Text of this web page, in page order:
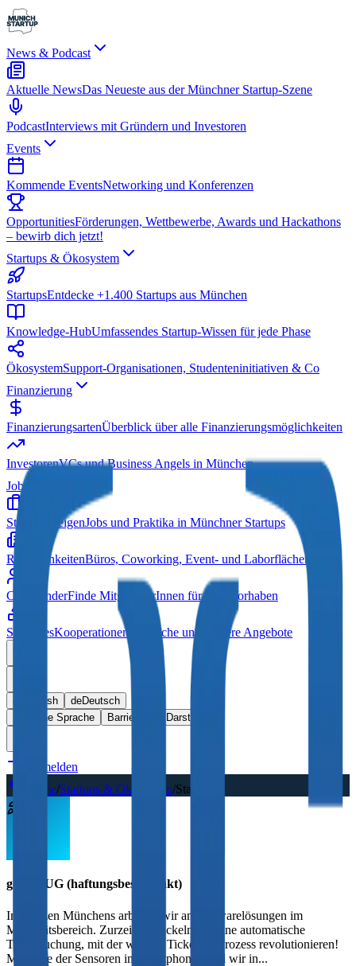
News & Podcast
Aktuelle NewsDas Neueste aus der Münchner Startup-Szene
PodcastInterviews mit Gründern und Investoren
Events
Kommende EventsNetworking und Konferenzen
OpportunitiesFörderungen, Wettbewerbe, Awards und Hackathons
– bewirb dich jetzt!
Startups & Ökosystem
StartupsEntdecke +1.400 Startups aus München
Knowledge-HubUmfassendes Startup-Wissen für jede Phase
ÖkosystemSupport-Organisationen, Studenteninitiativen & Co
Finanzierung
FinanzierungsartenÜberblick über alle Finanzierungsmöglichkeiten
InvestorenVCs und Business Angels in München
Jobs & Co
StellenanzeigenJobs und Praktika in Münchner Startups
RäumlichkeitenBüros, Coworking, Event- und Laborflächen
Co-FounderFinde MitgründerInnen für dein Vorhaben
SonstigesKooperationen, Gesuche und weitere Angebote
English deDeutsch
Einfache Sprache
Barrierefreie Darstellung
Anmelden
Home/Startups & Ökosystem/Startups
golane UG (haftungsbeschränkt)
Im Herzen Münchens arbeiten wir an Softwarelösungen im
Mobilitätsbereich. Zurzeit entwickeln wir eine automatische
Ticketbuchung, mit der wir den Ticketing-Prozess revolutionieren!
Mit Hilfe der Sensoren in Smartphones sind wir in...